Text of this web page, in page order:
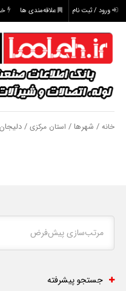
ورود / ثبت نام علاقه‌مندی ها
خانه / شهرها / استان مرکزی / دلیجان
مرتب‌سازی پیش‌فرض
جستجو پیشرفته